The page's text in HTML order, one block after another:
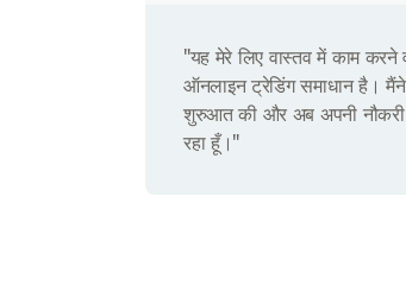
"यह मेरे लिए वास्तव में काम करने
ऑनलाइन ट्रेडिंग समाधान है।
शुरुआत की और अब अपनी
रहा हूँ।"